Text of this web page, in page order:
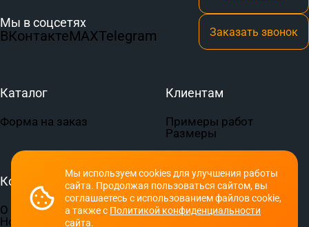
Мы используем cookies для улучшения работы
сайта. Продолжая пользоваться сайтом, вы
соглашаетесь с использованием файлов cookie,
а также с Политикой конфиденциальности
сайта.
Мы в соцсетях
ВКонтактеMAXTelegram Заказать звонок
Каталог
Форма на заказ
Клиентам
Примеры работ
Размеры
Компания
О компании
Новости
Документы
Пользовательское